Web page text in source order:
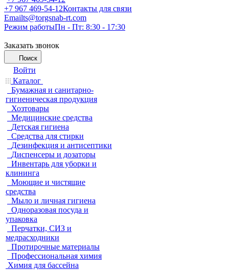
+7 967 469-54-12Контакты для связи
Emailts@torgsnab-rt.com
Режим работыПн - Пт: 8:30 - 17:30
Заказать звонок
Поиск
Войти
Каталог
Бумажная и санитарно-
гигиеническая продукция
Хозтовары
Медицинские средства
Детская гигиена
Средства для стирки
Дезинфекция и антисептики
Диспенсеры и дозаторы
Инвентарь для уборки и
клининга
Моющие и чистящие
средства
Мыло и личная гигиена
Одноразовая посуда и
упаковка
Перчатки, СИЗ и
медрасходники
Протирочные материалы
Профессиональная химия
Химия для бассейна